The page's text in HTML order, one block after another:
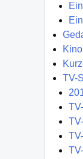
Kino
TV-